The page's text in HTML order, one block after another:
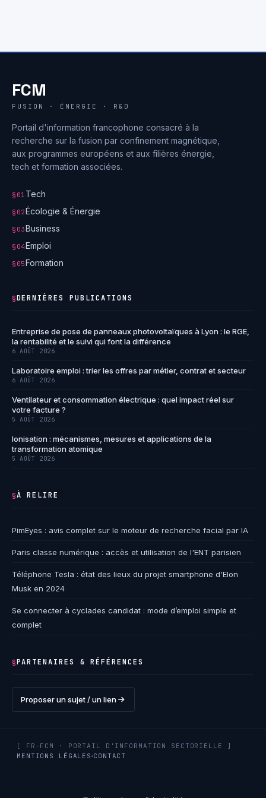
FCM
FUSION · ÉNERGIE · R&D
Portail d'information francophone consacré à la
recherche sur la fusion par confinement magnétique,
aux programmes européens et aux filières énergie,
tech et formation associées.
§01 Tech
§02Écologie & Énergie
§03Business
§04Emploi
§05Formation
§DERNIÈRES PUBLICATIONS
Entreprise de pose de panneaux photovoltaïques à Lyon : le RGE,
la rentabilité et le suivi qui font la différence
6 AOÛT 2026
Laboratoire emploi : trier les offres par métier, contrat et secteur
6 AOÛT 2026
Ventilateur et consommation électrique : quel impact réel sur
votre facture ?
5 AOÛT 2026
Ionisation : mécanismes, mesures et applications de la
transformation atomique
5 AOÛT 2026
§À RELIRE
PimEyes : avis complet sur le moteur de recherche facial par IA
Paris classe numérique : accès et utilisation de l'ENT parisien
Téléphone Tesla : état des lieux du projet smartphone d'Elon
Musk en 2024
Se connecter à cyclades candidat : mode d’emploi simple et
complet
§PARTENAIRES & RÉFÉRENCES
Proposer un sujet / un lien
[ FR-FCM · PORTAIL D'INFORMATION SECTORIELLE ]
MENTIONS LÉGALES CONTACT